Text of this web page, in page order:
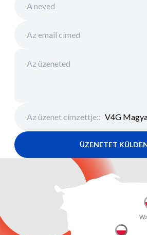
Az üzenet címzettje::
ÜZENETET